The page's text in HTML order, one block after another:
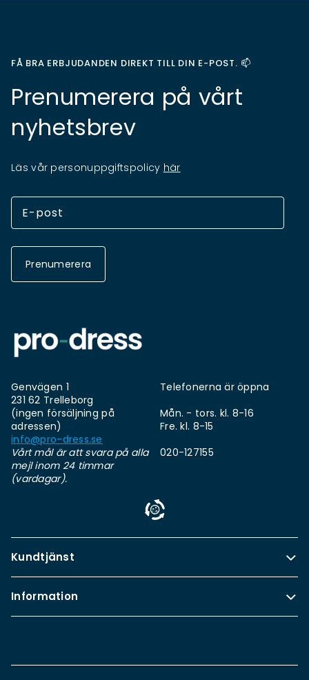
FÅ BRA ERBJUDANDEN DIREKT TILL DIN E-POST. 📫
Prenumerera på vårt
nyhetsbrev
Läs vår personuppgiftspolicy här
Prenumerera
Genvägen 1
231 62 Trelleborg
(ingen försäljning på
adressen)
info@pro-dress.se
Vårt mål är att svara på alla
mejl inom 24 timmar
(vardagar).
Telefonerna är öppna
Mån. - tors. kl. 8-16
Fre. kl. 8-15
020-127155
Kundtjänst
Information